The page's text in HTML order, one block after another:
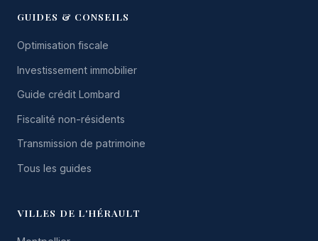
GUIDES & CONSEILS
Optimisation fiscale
Investissement immobilier
Guide crédit Lombard
Fiscalité non-résidents
Transmission de patrimoine
Tous les guides
VILLES DE L'HÉRAULT